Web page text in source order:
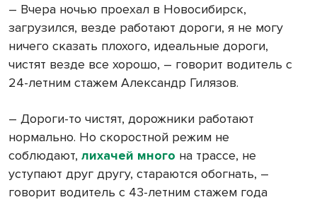
– Вчера ночью проехал в Новосибирск,
загрузился, везде работают дороги, я не могу
ничего сказать плохого, идеальные дороги,
чистят везде все хорошо, – говорит водитель с
24-летним стажем Александр Гилязов.
– Дороги-то чистят, дорожники работают
нормально. Но скоростной режим не
соблюдают, лихачей много на трассе, не
уступают друг другу, стараются обогнать, –
говорит водитель с 43-летним стажем года